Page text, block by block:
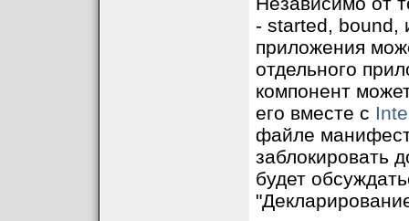
- started, bound,
приложения
отдельного
компонент
его вместе с
файле
заблокировать
будет